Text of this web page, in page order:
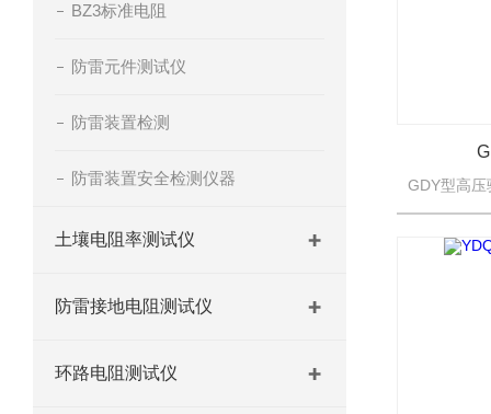
BZ3标准电阻
防雷元件测试仪
防雷装置检测
防雷装置安全检测仪器
土壤电阻率测试仪
防雷接地电阻测试仪
环路电阻测试仪